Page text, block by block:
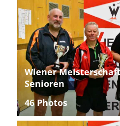
Wiener
Senioren
46 Photos